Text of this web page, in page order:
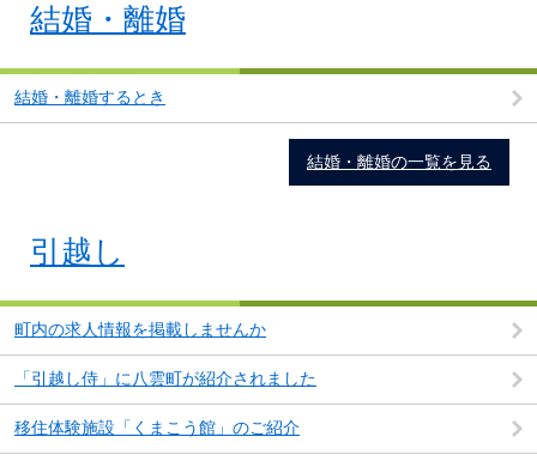
結婚・離婚
結婚・離婚するとき
結婚・離婚の一覧を見る
引越し
町内の求人情報を掲載しませんか
「引越し侍」に八雲町が紹介されました
移住体験施設「くまこう館」のご紹介